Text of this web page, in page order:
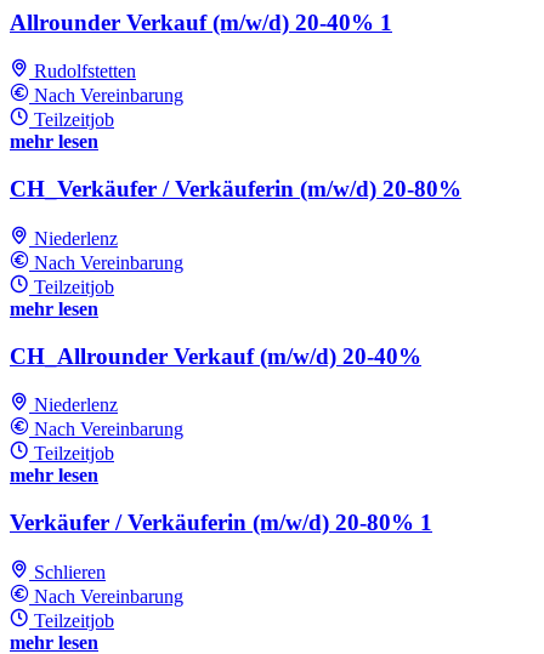
Allrounder Verkauf (m/w/d) 20-40% 1
Rudolfstetten
Nach Vereinbarung
Teilzeitjob
mehr lesen
CH_Verkäufer / Verkäuferin (m/w/d) 20-80%
Niederlenz
Nach Vereinbarung
Teilzeitjob
mehr lesen
CH_Allrounder Verkauf (m/w/d) 20-40%
Niederlenz
Nach Vereinbarung
Teilzeitjob
mehr lesen
Verkäufer / Verkäuferin (m/w/d) 20-80% 1
Schlieren
Nach Vereinbarung
Teilzeitjob
mehr lesen